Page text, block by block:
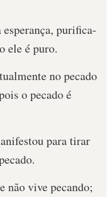
purifica-
ele é puro.
no pecado
o pecado é
para tirar
não vive pecando;